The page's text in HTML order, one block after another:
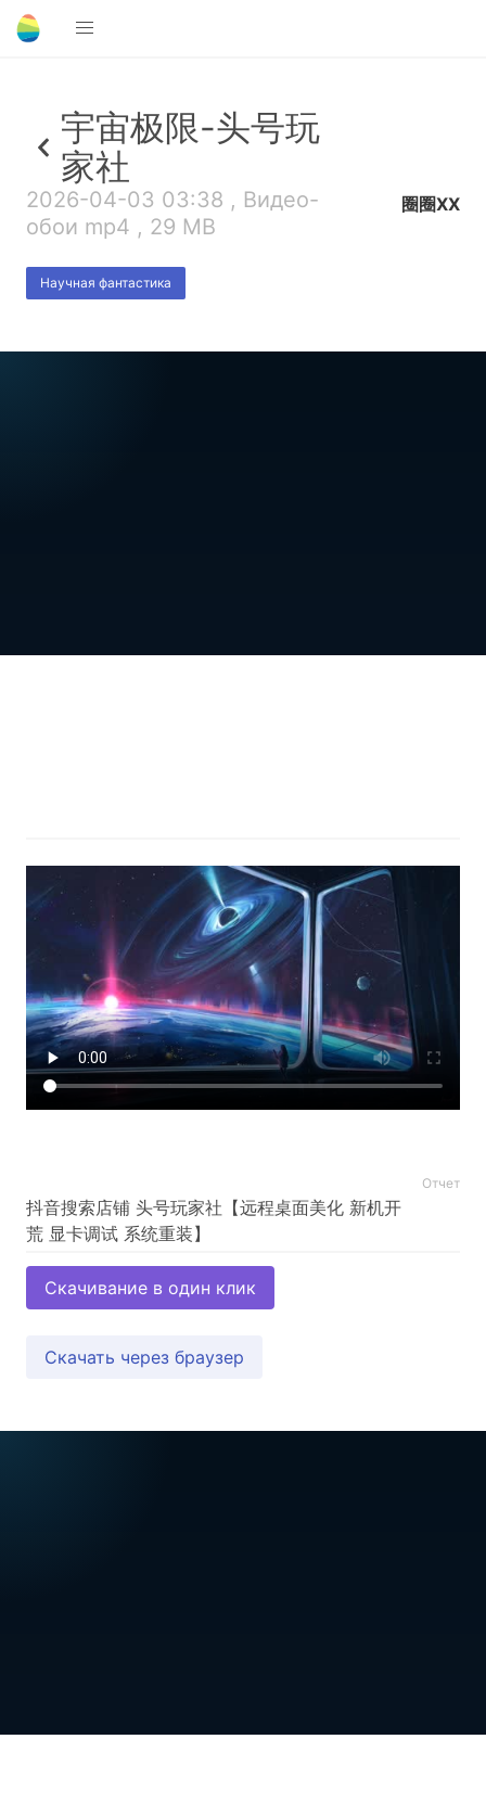
宇宙极限-头号玩
家社
2026-04-03 03:38 , Видео-
обои mp4 , 29 MB
Научная фантастика
圈圈XX
Отчет
抖音搜索店铺 头号玩家社【远程桌面美化 新机开
Скачивание в один клик
Скачать через браузер